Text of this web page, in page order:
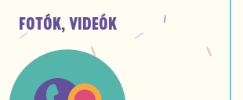
FOTÓK, VIDEÓK